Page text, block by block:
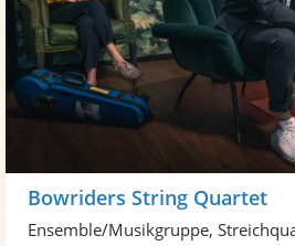
Bowriders String Quartet